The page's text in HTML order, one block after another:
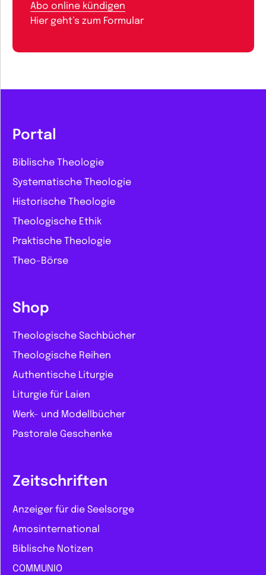
Abo online kündigen
Hier geht’s zum Formular
Portal
Biblische Theologie
Systematische Theologie
Historische Theologie
Theologische Ethik
Praktische Theologie
Theo-Börse
Shop
Theologische Sachbücher
Theologische Reihen
Authentische Liturgie
Liturgie für Laien
Werk- und Modellbücher
Pastorale Geschenke
Zeitschriften
Anzeiger für die Seelsorge
Amosinternational
Biblische Notizen
COMMUNIO